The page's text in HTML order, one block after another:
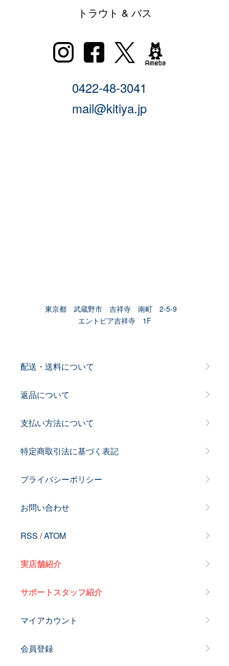
トラウト & バス
0422-48-3041
mail@kitiya.jp
東京都 武蔵野市 吉祥寺 南町 2-5-9
エントピア吉祥寺 1F
配送・送料について
返品について
支払い方法について
特定商取引法に基づく表記
プライバシーポリシー
お問い合わせ
RSS /ATOM
実店舗紹介
サポートスタッフ紹介
マイアカウント
会員登録